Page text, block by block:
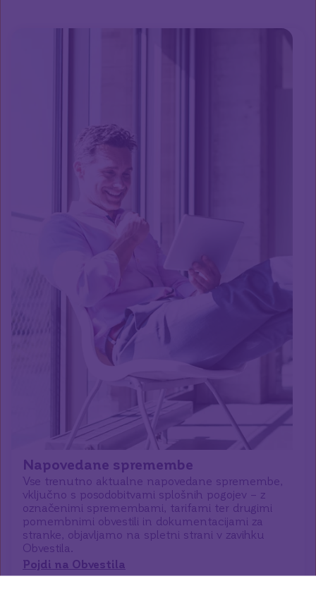
Napovedane spremembe
Vse trenutno aktualne napovedane spremembe,
vključno s posodobitvami splošnih pogojev – z
označenimi spremembami, tarifami ter drugimi
pomembnimi obvestili in dokumentacijami za
stranke, objavljamo na spletni strani v zavihku
Obvestila.
Pojdi na Obvestila